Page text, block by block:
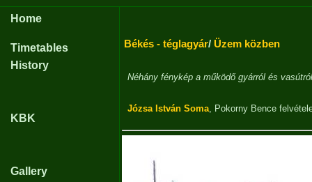
Home
Timetables
History
KBK
Gallery
Békés - téglagyár/ Üzem közben
Néhány fénykép a működő gyárról és vasútról
Józsa István Soma, Pokorny Bence